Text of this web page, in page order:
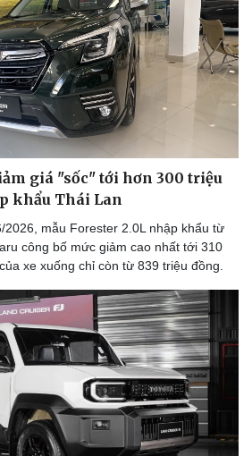
Công nghệ
Sành điệu
Tin Công nghệ
Trải nghiệm
giá "sốc" tới hơn 300 triệu
khẩu Thái Lan
2026, mẫu Forester 2.0L nhập khẩu từ
công bố mức giảm cao nhất tới 310
xe xuống chỉ còn từ 839 triệu đồng.